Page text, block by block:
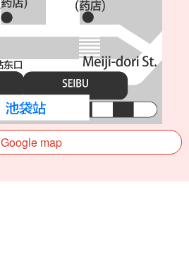
Google map